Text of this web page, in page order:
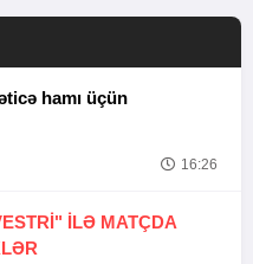
hamı üçün
16:26
İLƏ MATÇDA